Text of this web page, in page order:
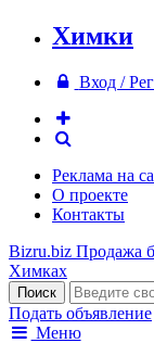
Химки
Вход /
Реклама на
О проекте
Контакты
Bizru.biz Продажа
Химках
Подать объявление
Меню